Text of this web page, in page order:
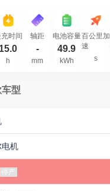
时间
15.0
h
轴距
-
mm
电池容量
49.9
kWh
百公里加
速
s
型
机
停产